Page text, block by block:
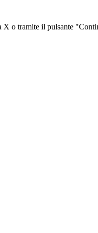
o tramite il pulsante